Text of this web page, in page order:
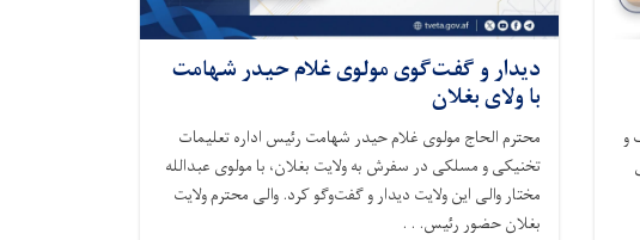
و
دیدار و گفت‌گوی مولوی غلام حیدر شهامت
با ولای بغلان
محترم الحاج مولوی غلام حیدر شهامت رئیس اداره تعلیمات
تخنیکی و مسلکی در سفرش به ولایت بغلان، با مولوی عبدالله
مختار والی این ولایت دیدار و گفت‌وگو کرد. والی محترم ولایت
بغلان حضور رئیس. . .